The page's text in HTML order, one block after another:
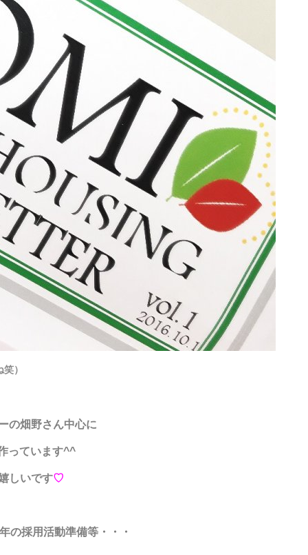
）
の畑野さん中心に
っています^^
しいです♡
の採用活動準備等・・・